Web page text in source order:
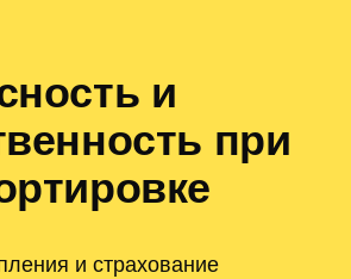
и
при
и страхование